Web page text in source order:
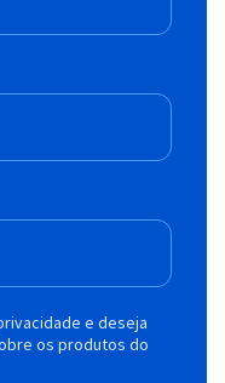
e deseja
os produtos do